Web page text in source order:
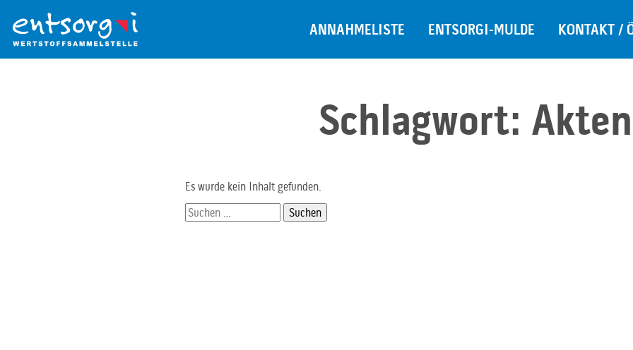
Inhalt
der
ANNAHMELISTE ENTSORGI-MULDE KONTAKT /
Schlagwort: Akten
Es wurde kein Inhalt gefunden.
Suchen
nach: